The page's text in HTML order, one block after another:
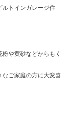
ルトインガレージ住
や黄砂などからもく
なご家庭の方に大変喜